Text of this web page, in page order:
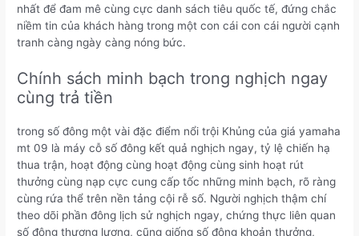
nhất để đam mê cùng cực danh sách tiêu quốc tế, đứng chắc
niềm tin của khách hàng trong một con cái con cái người cạnh
tranh càng ngày càng nóng bức.
Chính sách minh bạch trong nghịch ngay
cùng trả tiền
trong số đông một vài đặc điểm nổi trội Khủng của giá yamaha
mt 09 là máy cỗ số đông kết quả nghịch ngay, tỷ lệ chiến hạ
thua trận, hoạt động cùng hoạt động cùng sinh hoạt rút
thưởng cùng nạp cực cung cấp tốc những minh bạch, rõ ràng
cùng rứa thể trên nền tảng cội rễ số. Người nghịch thậm chí
theo dõi phần đông lịch sử nghịch ngay, chứng thực liên quan
số đông thương lượng, cũng giống số đông khoản thưởng,